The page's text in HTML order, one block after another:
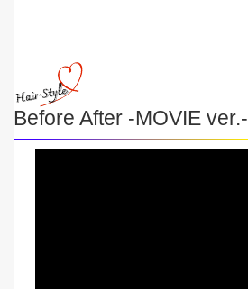
Before After -MOVIE ver.-